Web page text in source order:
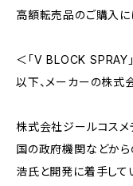
高額転売品のご購入に
＜「V BLOCK SPRAY
以下、メーカーの株式
株式会社ジールコスメ
国の政府機関などか
浩氏と開発に着手し